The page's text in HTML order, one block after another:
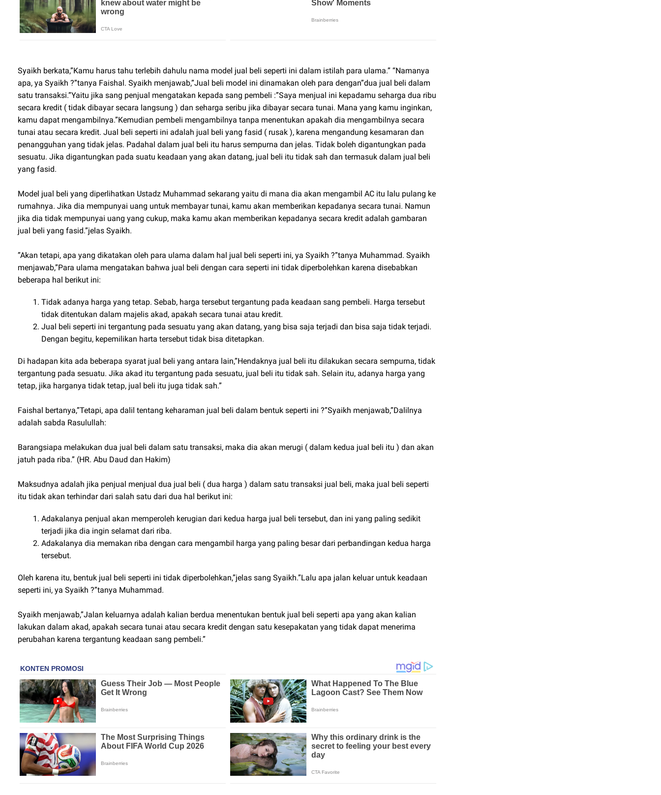
Syaikh berkata,”Kamu harus tahu terlebih dahulu nama model jual beli seperti ini dalam istilah para ulama.” “Namanya
apa, ya Syaikh ?”tanya Faishal. Syaikh menjawab,”Jual beli model ini dinamakan oleh para dengan”dua jual beli dalam
satu transaksi.”Yaitu jika sang penjual mengatakan kepada sang pembeli :”Saya menjual ini kepadamu seharga dua ribu
secara kredit ( tidak dibayar secara langsung ) dan seharga seribu jika dibayar secara tunai. Mana yang kamu inginkan,
kamu dapat mengambilnya.”Kemudian pembeli mengambilnya tanpa menentukan apakah dia mengambilnya secara
tunai atau secara kredit. Jual beli seperti ini adalah jual beli yang fasid ( rusak ), karena mengandung kesamaran dan
penangguhan yang tidak jelas. Padahal dalam jual beli itu harus sempurna dan jelas. Tidak boleh digantungkan pada
sesuatu. Jika digantungkan pada suatu keadaan yang akan datang, jual beli itu tidak sah dan termasuk dalam jual beli
yang fasid.
Model jual beli yang diperlihatkan Ustadz Muhammad sekarang yaitu di mana dia akan mengambil AC itu lalu pulang ke
rumahnya. Jika dia mempunyai uang untuk membayar tunai, kamu akan memberikan kepadanya secara tunai. Namun
jika dia tidak mempunyai uang yang cukup, maka kamu akan memberikan kepadanya secara kredit adalah gambaran
jual beli yang fasid.”jelas Syaikh.
”Akan tetapi, apa yang dikatakan oleh para ulama dalam hal jual beli seperti ini, ya Syaikh ?”tanya Muhammad. Syaikh
menjawab,”Para ulama mengatakan bahwa jual beli dengan cara seperti ini tidak diperbolehkan karena disebabkan
beberapa hal berikut ini:
Tidak adanya harga yang tetap. Sebab, harga tersebut tergantung pada keadaan sang pembeli. Harga tersebut
tidak ditentukan dalam majelis akad, apakah secara tunai atau kredit.
Jual beli seperti ini tergantung pada sesuatu yang akan datang, yang bisa saja terjadi dan bisa saja tidak terjadi.
Dengan begitu, kepemilikan harta tersebut tidak bisa ditetapkan.
Di hadapan kita ada beberapa syarat jual beli yang antara lain,”Hendaknya jual beli itu dilakukan secara sempurna, tidak
tergantung pada sesuatu. Jika akad itu tergantung pada sesuatu, jual beli itu tidak sah. Selain itu, adanya harga yang
tetap, jika harganya tidak tetap, jual beli itu juga tidak sah.”
Faishal bertanya,”Tetapi, apa dalil tentang keharaman jual beli dalam bentuk seperti ini ?”Syaikh menjawab,”Dalilnya
adalah sabda Rasulullah:
Barangsiapa melakukan dua jual beli dalam satu transaksi, maka dia akan merugi ( dalam kedua jual beli itu ) dan akan
jatuh pada riba.” (HR. Abu Daud dan Hakim)
Maksudnya adalah jika penjual menjual dua jual beli ( dua harga ) dalam satu transaksi jual beli, maka jual beli seperti
itu tidak akan terhindar dari salah satu dari dua hal berikut ini:
Adakalanya penjual akan memperoleh kerugian dari kedua harga jual beli tersebut, dan ini yang paling sedikit
terjadi jika dia ingin selamat dari riba.
Adakalanya dia memakan riba dengan cara mengambil harga yang paling besar dari perbandingan kedua harga
tersebut.
Oleh karena itu, bentuk jual beli seperti ini tidak diperbolehkan,”jelas sang Syaikh.”Lalu apa jalan keluar untuk keadaan
seperti ini, ya Syaikh ?”tanya Muhammad.
Syaikh menjawab,”Jalan keluarnya adalah kalian berdua menentukan bentuk jual beli seperti apa yang akan kalian
lakukan dalam akad, apakah secara tunai atau secara kredit dengan satu kesepakatan yang tidak dapat menerima
perubahan karena tergantung keadaan sang pembeli.”